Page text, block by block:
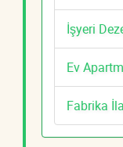
İşyeri
Ev
Fabrika